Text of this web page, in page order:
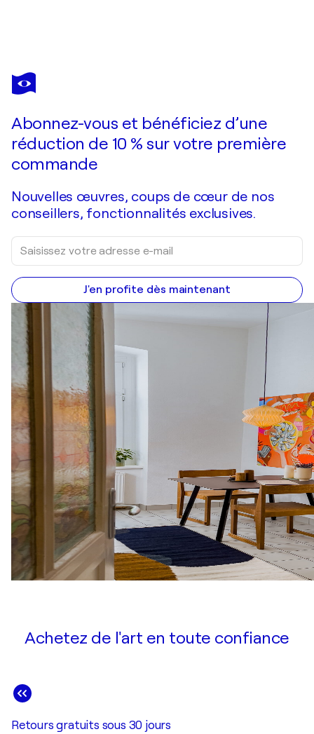
ANTHONY CERRATO
The Rapture No.2
Abonnez-vous et bénéficiez d’une
réduction de 10 % sur votre première
commande
Nouvelles œuvres, coups de cœur de nos
conseillers, fonctionnalités exclusives.
J'en profite dès maintenant
Achetez de l'art en toute confiance
Retours gratuits sous 30 jours